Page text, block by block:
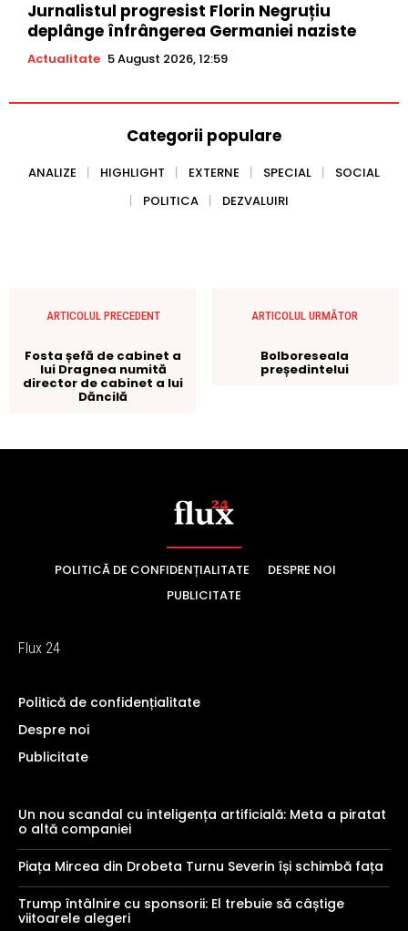
POLITICĂ DE CONFIDENȚIALITATE
DESPRE NOI
PUBLICITATE
Flux 24
Politică de confidențialitate
Despre noi
Publicitate
Un nou scandal cu inteligența artificială: Meta a piratat
o altă companiei
Piața Mircea din Drobeta Turnu Severin își schimbă fața
Trump întâlnire cu sponsorii: El trebuie să câștige
viitoarele alegeri